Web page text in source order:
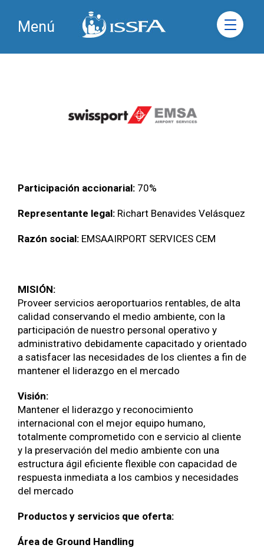
Menú
Participación accionarial: 70%
Representante legal: Richart Benavides Velásquez
Razón social: EMSAAIRPORT SERVICES CEM
MISIÓN:
Proveer servicios aeroportuarios rentables, de alta
calidad conservando el medio ambiente, con la
participación de nuestro personal operativo y
administrativo debidamente capacitado y orientado
a satisfacer las necesidades de los clientes a fin de
mantener el liderazgo en el mercado
Visión:
Mantener el liderazgo y reconocimiento
internacional con el mejor equipo humano,
totalmente comprometido con e servicio al cliente
y la preservación del medio ambiente con una
estructura ágil eficiente flexible con capacidad de
respuesta inmediata a los cambios y necesidades
del mercado
Productos y servicios que oferta:
Área de Ground Handling